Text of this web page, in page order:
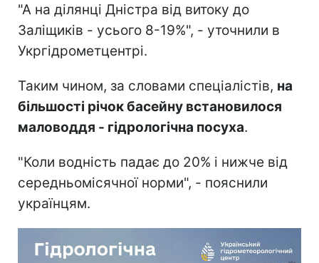
"А на ділянці Дністра від витоку до
Заліщиків - усього 8-19%", - уточнили в
Укргідрометцентрі.
Таким чином, за словами спеціалістів, на
більшості річок басейну встановилося
маловоддя - гідрологічна посуха.
"Коли водність падає до 20% і нижче від
середньомісячної норми", - пояснили
українцям.